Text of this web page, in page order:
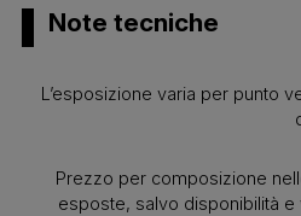
Note tecniche
L’esposizione varia per punto
Prezzo per composizione
esposte, salvo disponibilità e